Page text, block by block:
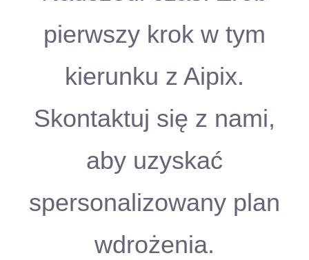
pierwszy krok w tym
kierunku z Aipix.
Skontaktuj się z nami,
aby uzyskać
spersonalizowany plan
wdrożenia.